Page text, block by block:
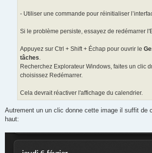
- Utiliser une commande pour réinitialiser
Si le problème persiste, essayez de redémarrer
Appuyez sur Ctrl + Shift + Échap pour ouvrir le
tâches
Recherchez Explorateur Windows, faites un clic
choisissez Redémarrer.
Cela devrait réactiver l'affichage du calendrier.
Autrement un un clic donne cette image il suffit de
haut: